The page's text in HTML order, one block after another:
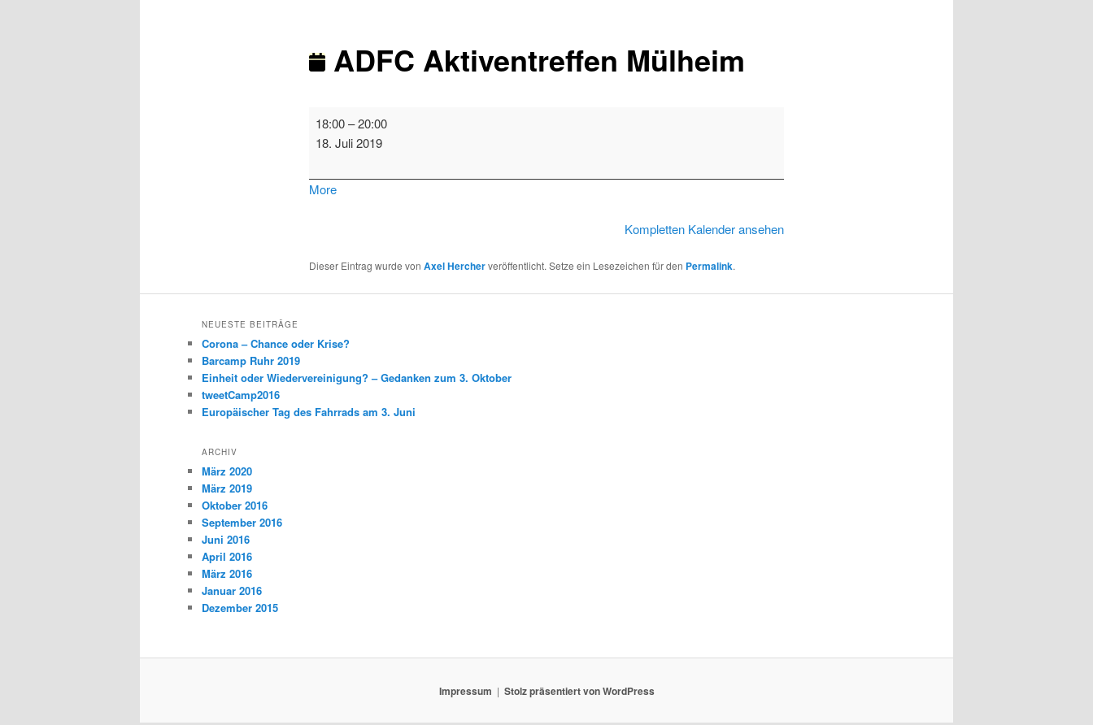
ADFC Aktiventreffen Mülheim
ADFC
Aktiventreffen
18:00–20:00
18. Juli 2019
Moreabout
Kompletten Kalender ansehen
Dieser Eintrag wurde von Axel Hercherveröffentlicht. Setze ein Lesezeichen für den Permalink.
NEUESTE BEITRÄGE
Corona – Chance oder Krise?
Barcamp Ruhr 2019
Einheit oder Wiedervereinigung? – Gedanken zum 3. Oktober
tweetCamp2016
Europäischer Tag des Fahrrads am 3. Juni
ARCHIV
März 2020
März 2019
Oktober 2016
September 2016
Juni 2016
April 2016
März 2016
Januar 2016
Dezember 2015
Impressum Stolz präsentiert von WordPress